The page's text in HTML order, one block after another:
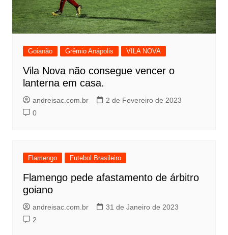
Goianão Grêmio Anápolis VILA NOVA
Vila Nova não consegue vencer o
lanterna em casa.
andreisac.com.br
2 de Fevereiro de 2023
0
Flamengo Futebol Brasileiro
Flamengo pede afastamento de árbitro
goiano
andreisac.com.br
31 de Janeiro de 2023
2